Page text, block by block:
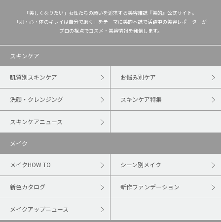
「美しくなりたい」女性たちの願いを追求する美容雑誌『美的』公式サイト。
「肌・心・体のキレイは自分で磨く」をテーマに美的本誌で活躍中の美容レポーターが
プロの視点でコスメ・美容情報を発信します。
スキンケア
肌質別スキンケア お悩み別ケア
洗顔・クレンジング スキンケア特集
スキンケアニュース
メイク
メイクHOW TO シーン別メイク
新色カタログ 新作ファンデーション
メイクアップニュース